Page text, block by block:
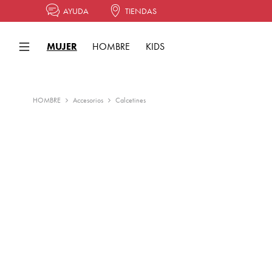
AYUDA TIENDAS
MUJER HOMBRE KIDS
HOMBRE Accesorios Calcetines